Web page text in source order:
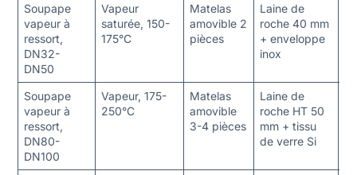
Soupape
vapeur à
ressort,
DN32-
DN50
Vapeur
saturée, 150-
175°C
Matelas
amovible 2
pièces
Laine de
roche 40 mm
+ enveloppe
inox
Soupape
vapeur à
ressort,
DN80-
DN100
Vapeur, 175-
250°C
Matelas
amovible
3-4 pièces
Laine de
roche HT 50
mm + tissu
de verre Si